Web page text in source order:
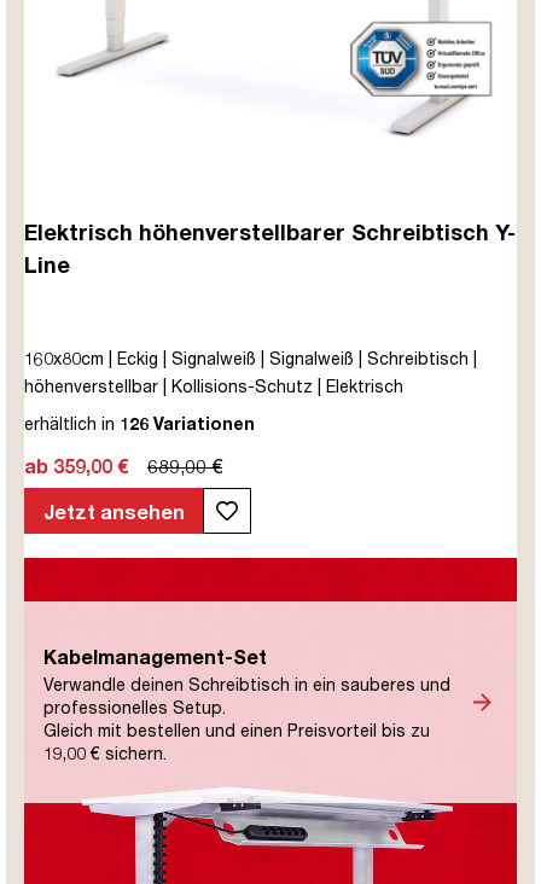
Kabelmanagement-Set
Verwandle deinen Schreibtisch in ein sauberes und
professionelles Setup.
Gleich mit bestellen und einen Preisvorteil bis zu
19,00 € sichern.
Elektrisch höhenverstellbarer Schreibtisch Y-
Line
160x80cm | Eckig | Signalweiß | Signalweiß | Schreibtisch |
höhenverstellbar | Kollisions-Schutz | Elektrisch
höhenverstellbar | Kindersicherung | Metall | Holz |
unmontiert | TÜV© mobiles Arbeiten | bis zu 80 kg | Y-Line |
erhältlich in 126 Variationen
ab 359,00 €
689,00 €
Jetzt ansehen